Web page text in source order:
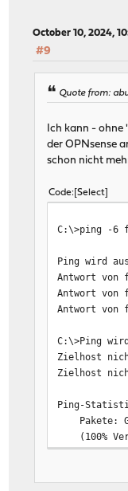
October 10, 2024,
#9
Quote from:
Ich kann -
der OPNsense
schon nicht
Code Select
C:\>ping -6
Ping wird
Antwort von
Antwort von
Antwort von
C:\>Ping
Zielhost
Zielhost
Ping-
Pakete:
(100%